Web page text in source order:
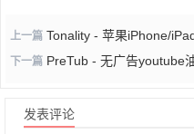
上一篇 Tonality - 苹果iPhone/
下一篇 PreTub - 无广告youtube
发表评论